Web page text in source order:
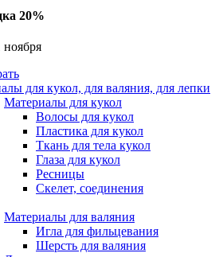
20%
ноября
для кукол, для валяния, для лепки
Материалы для кукол
Волосы для кукол
Пластика для кукол
Ткань для тела кукол
Глаза для кукол
Ресницы
Скелет, соединения
Материалы для валяния
Игла для фильцевания
Шерсть для валяния